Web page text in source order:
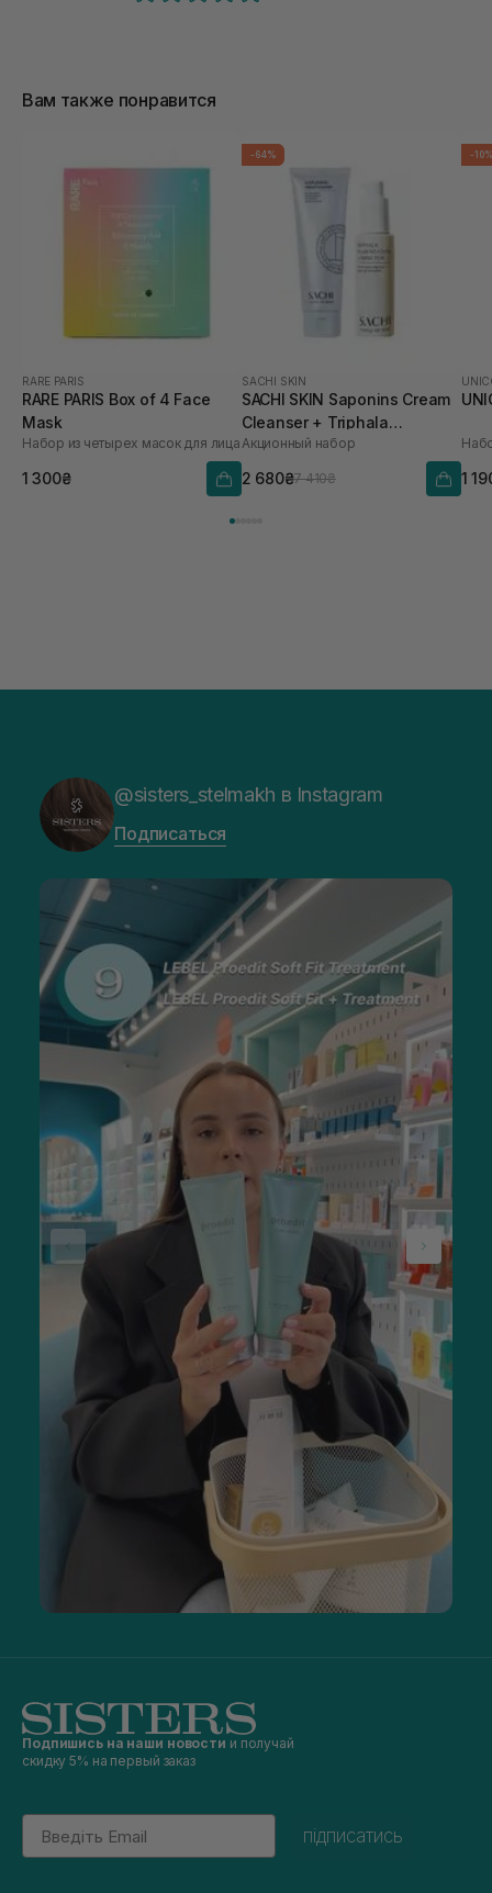
Вам также понравится
RARE PARIS
RARE PARIS Box of 4 Face
Mask
Набор из четырех масок для лица
1 300₴
-64%
SACHI SKIN
SACHI SKIN Saponins Cream
Cleanser + Triphala
Pigmentation Corrector
Акционный набор
2 680₴7 410₴
-
1
@sisters_stelmakh в Instagram
Подписаться
Подпишись на наши новости и получай
скидку 5% на первый заказ
Email
підписатись